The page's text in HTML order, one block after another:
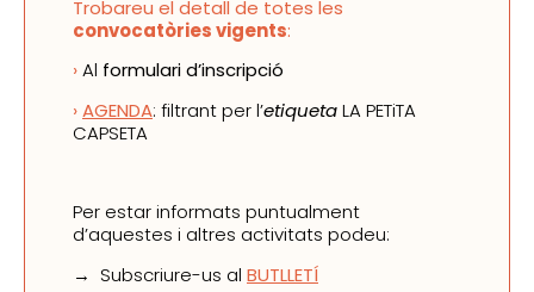
Trobareu el detall de totes les
convocatòries vigents:
›Al formulari d’inscripció
›AGENDA: filtrant per l’etiquetaLA PETiTA
CAPSETA
Per estar informats puntualment
d’aquestes i altres activitats podeu:
→ Subscriure-us al BUTLLETÍ